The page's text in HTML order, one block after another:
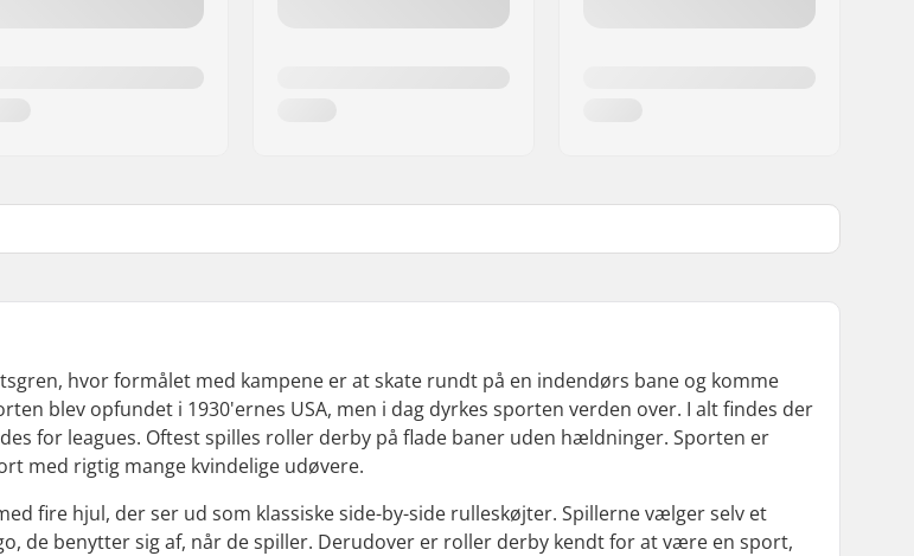
hvor formålet med kampene er at skate rundt på en indendørs bane og komme
blev opfundet i 1930'ernes USA, men i dag dyrkes sporten verden over. I alt findes der
for leagues. Oftest spilles roller derby på flade baner uden hældninger. Sporten er
med rigtig mange kvindelige udøvere.
fire hjul, der ser ud som klassiske side-by-side rulleskøjter. Spillerne vælger selv et
, de benytter sig af, når de spiller. Derudover er roller derby kendt for at være en sport,